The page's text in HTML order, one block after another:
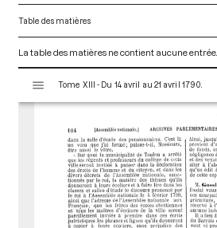
Table des matières
La table des matières ne contient aucune entrée.
s
Tome XIII - Du 14 avril au 21 avril 1790.